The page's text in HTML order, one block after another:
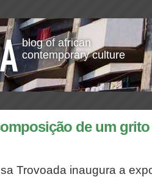
blog of african
contemporary culture
de um grito
Trovoada inaugura a